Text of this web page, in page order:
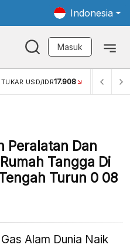
Indonesia
Masuk
USD/IDR17.908 INFLASI
Peralatan Dan
Tangga Di
Turun 0 08
Alam Dunia Naik